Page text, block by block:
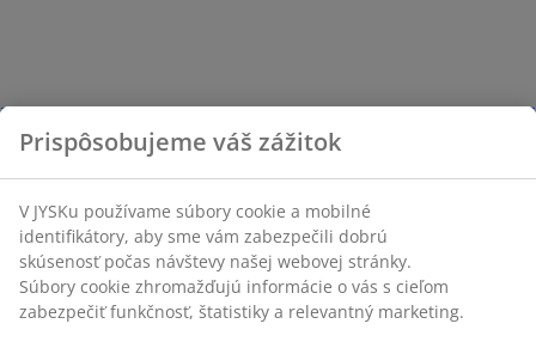
Prispôsobujeme váš zážitok
V JYSKu používame súbory cookie a mobilné
identifikátory, aby sme vám zabezpečili dobrú
skúsenosť počas návštevy našej webovej stránky.
Súbory cookie zhromažďujú informácie o vás s cieľom
zabezpečiť funkčnosť, štatistiky a relevantný marketing.